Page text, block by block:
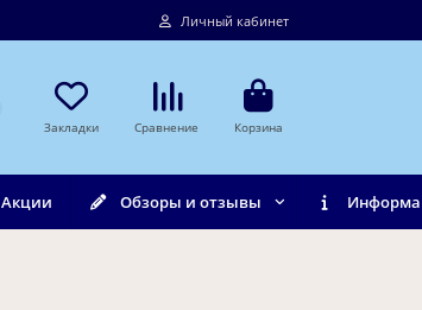
Личный кабинет
Закладки Сравнение Корзина
Акции Обзоры и отзывы